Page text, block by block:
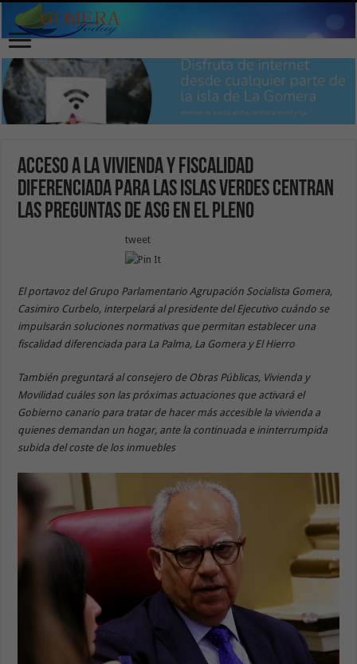
Acceso a la vivienda y fiscalidad
diferenciada para las Islas Verdes centran
las preguntas de ASG en el pleno
tweet
El portavoz del Grupo Parlamentario Agrupación Socialista Gomera,
Casimiro Curbelo, interpelará al presidente del Ejecutivo cuándo se
impulsarán soluciones normativas que permitan establecer una
fiscalidad diferenciada para La Palma, La Gomera y El Hierro
También preguntará al consejero de Obras Públicas, Vivienda y
Movilidad cuáles son las próximas actuaciones que activará el
Gobierno canario para tratar de hacer más accesible la vivienda a
quienes demandan un hogar, ante la continuada e ininterrumpida
subida del coste de los inmuebles